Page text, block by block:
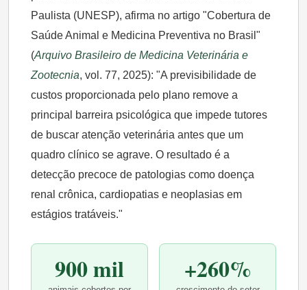
Paulista (UNESP), afirma no artigo "Cobertura de
Saúde Animal e Medicina Preventiva no Brasil"
(Arquivo Brasileiro de Medicina Veterinária e
Zootecnia, vol. 77, 2025): "A previsibilidade de
custos proporcionada pelo plano remove a
principal barreira psicológica que impede tutores
de buscar atenção veterinária antes que um
quadro clínico se agrave. O resultado é a
detecção precoce de patologias como doença
renal crônica, cardiopatias e neoplasias em
estágios tratáveis."
900 mil +260%